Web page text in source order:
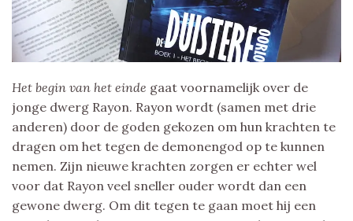
Het begin van het einde gaat voornamelijk over de
jonge dwerg Rayon. Rayon wordt (samen met drie
anderen) door de goden gekozen om hun krachten te
dragen om het tegen de demonengod op te kunnen
nemen. Zijn nieuwe krachten zorgen er echter wel
voor dat Rayon veel sneller ouder wordt dan een
gewone dwerg. Om dit tegen te gaan moet hij een